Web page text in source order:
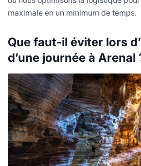
maximale en un minimum de temps.
Que faut-il éviter lors
d’une journée à Arenal